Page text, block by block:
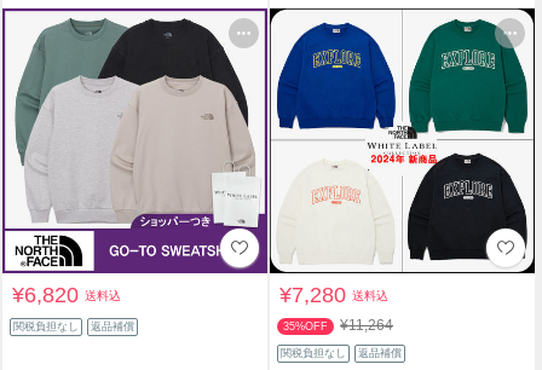
¥6,820送料込
関税負担なし 返品補償
¥7,280送料込
35%OFF ¥11,264
関税負担なし 返品補償